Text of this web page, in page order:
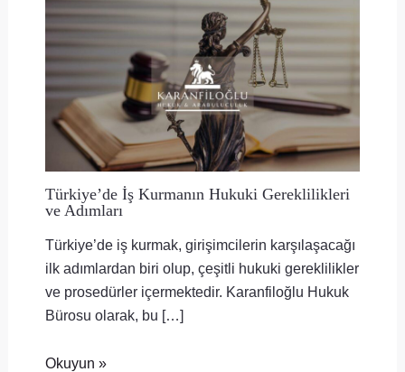
Türkiye’de İş Kurmanın Hukuki Gereklilikleri
ve Adımları
Türkiye’de iş kurmak, girişimcilerin karşılaşacağı
ilk adımlardan biri olup, çeşitli hukuki gereklilikler
ve prosedürler içermektedir. Karanfiloğlu Hukuk
Bürosu olarak, bu […]
Okuyun »